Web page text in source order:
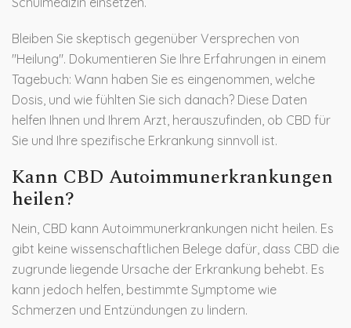
Bleiben Sie skeptisch gegenüber Versprechen von
"Heilung". Dokumentieren Sie Ihre Erfahrungen in einem
Tagebuch: Wann haben Sie es eingenommen, welche
Dosis, und wie fühlten Sie sich danach? Diese Daten
helfen Ihnen und Ihrem Arzt, herauszufinden, ob CBD für
Sie und Ihre spezifische Erkrankung sinnvoll ist.
Kann CBD Autoimmunerkrankungen
heilen?
Nein, CBD kann Autoimmunerkrankungen nicht heilen. Es
gibt keine wissenschaftlichen Belege dafür, dass CBD die
zugrunde liegende Ursache der Erkrankung behebt. Es
kann jedoch helfen, bestimmte Symptome wie
Schmerzen und Entzündungen zu lindern.